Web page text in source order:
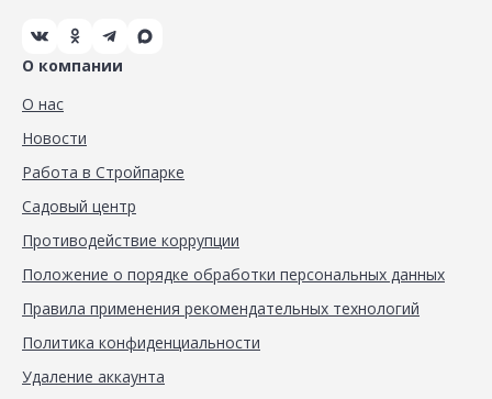
О компании
О нас
Новости
Работа в Стройпарке
Садовый центр
Противодействие коррупции
Положение о порядке обработки персональных данных
Правила применения рекомендательных технологий
Политика конфиденциальности
Удаление аккаунта